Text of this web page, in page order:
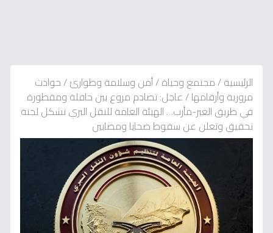
الرئيسية/مجتمع وحياة/أمن وسلامة وطوارئ/حوادث
مرورية وأرقامها/عاجل: تصادم مروع بين حافلة ومقطورة
في طريق العبر-مأرب… الهيئة العامة للنقل البري تشكل لجنة
تحقيق وتعلن عن سقوط ضحايا ومصابين